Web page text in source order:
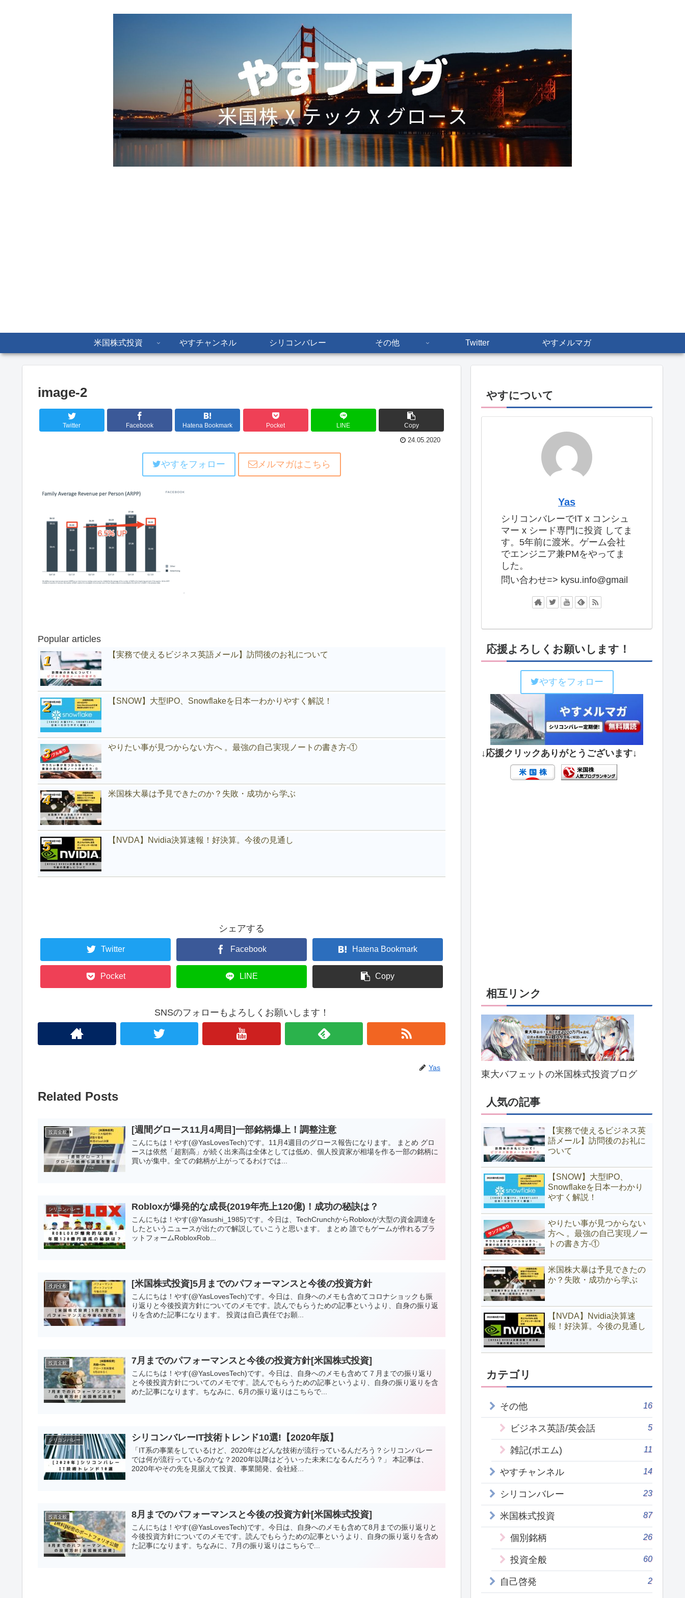
米国株式投資 やすチャンネル シリコンバレー その他 Twitter やすメルマガ
image-2
Twitter Facebook Hatena Bookmark Pocket LINE Copy
24.05.2020
やすをフォロー メルマガはこちら
Popular articles
【実務で使えるビジネス英語メール】訪問後のお礼について
【SNOW】大型IPO、Snowflakeを日本一わかりやすく解説！
やりたい事が見つからない方へ 。最強の自己実現ノートの書き方-①
米国株大暴は予見できたのか？失敗・成功から学ぶ
【NVDA】Nvidia決算速報！好決算。今後の見通し
シェアする
Twitter Facebook Hatena Bookmark
Pocket LINE Copy
SNSのフォローもよろしくお願いします！
Yas
Related Posts
投資全般 [週間グロース11月4周目]一部銘柄爆上！調整注意
こんにちは！やす(@YasLovesTech)です。11月4週目のグロース報告になります。 まとめ グロ
ースは依然「超割高」が続く出来高は全体としては低め、個人投資家が相場を作る一部の銘柄に
買いが集中。全ての銘柄が上がってるわけでは...
シリコンバレー Robloxが爆発的な成長(2019年売上120億)！成功の秘訣は？
こんにちは！やす(@Yasushi_1985)です。今日は、TechCrunchからRobloxが大型の資金調達を
したというニュースが出たので解説していこうと思います。 まとめ 誰でもゲームが作れるプラ
ットフォームRobloxRob...
投資全般 [米国株式投資]5月までのパフォーマンスと今後の投資方針
こんにちは！やす(@YasLovesTech)です。今日は、自身へのメモも含めてコロナショックも振
り返りと今後投資方針についてのメモです。読んでもらうための記事というより、自身の振り返
りを含めた記事になります。 投資は自己責任でお願...
投資全般 7月までのパフォーマンスと今後の投資方針[米国株式投資]
こんにちは！やす(@YasLovesTech)です。今日は、自身へのメモも含めて７月までの振り返り
と今後投資方針についてのメモです。読んでもらうための記事というより、自身の振り返りを含
めた記事になります。ちなみに、6月の振り返りはこちらで...
シリコンバレー シリコンバレーIT技術トレンド10選!【2020年版】
「IT系の事業をしているけど、2020年はどんな技術が流行っているんだろう？シリコンバレー
では何が流行っているのかな？2020年以降はどういった未来になるんだろう？」 本記事は、
2020年やその先を見据えて投資、事業開発、会社経...
投資全般 8月までのパフォーマンスと今後の投資方針[米国株式投資]
こんにちは！やす(@YasLovesTech)です。今日は、自身へのメモも含めて8月までの振り返りと
今後投資方針についてのメモです。読んでもらうための記事というより、自身の振り返りを含め
た記事になります。ちなみに、7月の振り返りはこちらで...
やすについて
Yas
シリコンバレーでIT x コンシュ
マー x シード専門に投資 してま
す。5年前に渡米。ゲーム会社
でエンジニア兼PMをやってま
した。
問い合わせ=> kysu.info@gmail
応援よろしくお願いします！
やすをフォロー
↓応援クリックありがとうございます↓
相互リンク
東大バフェットの米国株式投資ブログ
人気の記事
【実務で使えるビジネス英
語メール】訪問後のお礼に
ついて
【SNOW】大型IPO、
Snowflakeを日本一わかり
やすく解説！
やりたい事が見つからない
方へ 。最強の自己実現ノー
トの書き方-①
米国株大暴は予見できたの
か？失敗・成功から学ぶ
【NVDA】Nvidia決算速
報！好決算。今後の見通し
カテゴリ
その他 16
ビジネス英語/英会話 5
雑記(ポエム) 11
やすチャンネル 14
シリコンバレー 23
米国株式投資 87
個別銘柄 26
投資全般 60
自己啓発 2